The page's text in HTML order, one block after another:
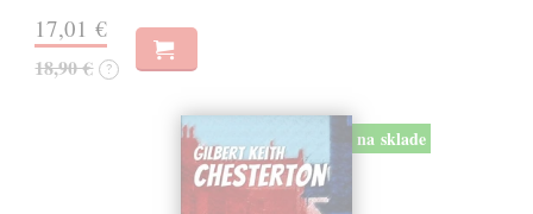
17,01 €
18,90 € ?
na sklade